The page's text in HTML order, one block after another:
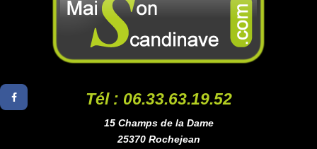
Tél : 06.33.63.19.52
15 Champs de la Dame
25370 Rochejean